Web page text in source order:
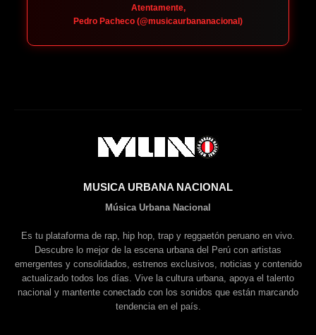
Atentamente,
Pedro Pacheco (@musicaurbananacional)
MUSICA URBANA NACIONAL
Música Urbana Nacional
Es tu plataforma de rap, hip hop, trap y reggaetón peruano en vivo.
Descubre lo mejor de la escena urbana del Perú con artistas
emergentes y consolidados, estrenos exclusivos, noticias y contenido
actualizado todos los días. Vive la cultura urbana, apoya el talento
nacional y mantente conectado con los sonidos que están marcando
tendencia en el país.